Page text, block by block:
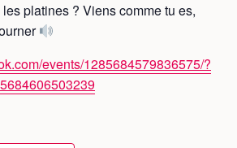
les platines ? Viens comme tu es,
events/1285684579836575/?